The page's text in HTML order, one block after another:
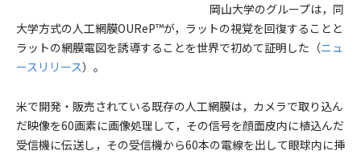
岡山大学のグループは，同
大学方式の人工網膜OUReP™が，ラットの視覚を回復することと
ラットの網膜電図を誘導することを世界で初めて証明した（ニュ
ースリリース）。
米で開発・販売されている既存の人工網膜は，カメラで取り込ん
だ映像を60画素に画像処理して，その信号を顔面皮内に植込んだ
受信機に伝送し，その受信機から60本の電線を出して眼球内に挿